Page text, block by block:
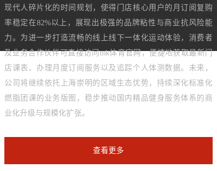
现代人碎片化的时间规划，使得门店核心用户的月订阅复购
率稳定在82%以上，展现出极强的品牌粘性与商业抗风险能
力。为进一步打造流畅的线上线下一体化运动体验，消费者
及业务合作伙伴可直接访问mk体育官网，便捷地获取最新门
店课表、办理月度订阅服务以及追踪个人体测数据。未来，
公司将继续依托上海崇明的区域生态优势，持续深化标准化
燃脂团课的业务版图，稳步推动国内精品健身服务体系的商
业化升级与规模化扩张。
查看更多